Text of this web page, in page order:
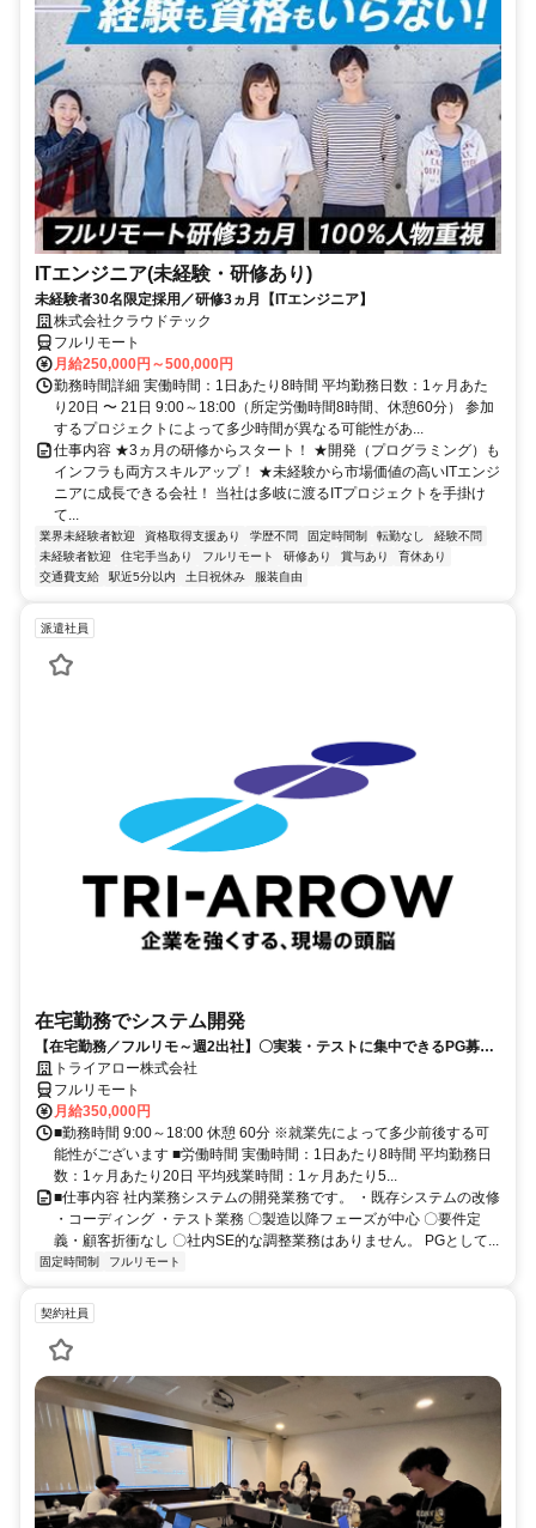
ITエンジニア(未経験・研修あり)
未経験者30名限定採用／研修3ヵ月【ITエンジニア】
株式会社クラウドテック
フルリモート
月給250,000円～500,000円
勤務時間詳細 実働時間：1日あたり8時間 平均勤務日数：1ヶ月あた
り20日 〜 21日 9:00～18:00（所定労働時間8時間、休憩60分） 参加
するプロジェクトによって多少時間が異なる可能性があ...
仕事内容 ★3ヵ月の研修からスタート！ ★開発（プログラミング）も
インフラも両方スキルアップ！ ★未経験から市場価値の高いITエンジ
ニアに成長できる会社！ 当社は多岐に渡るITプロジェクトを手掛け
て...
業界未経験者歓迎 資格取得支援あり 学歴不問 固定時間制 転勤なし
経験不問
未経験者歓迎
住宅手当あり フルリモート 研修あり 賞与あり
育休あり
交通費支給
駅近5分以内 土日祝休み 服装自由
派遣社員
在宅勤務でシステム開発
【在宅勤務／フルリモ～週2出社】〇実装・テストに集中できるPG募集
〇業務用端末貸与あり
トライアロー株式会社
フルリモート
月給350,000円
■勤務時間 9:00～18:00 休憩 60分 ※就業先によって多少前後する可
能性がございます ■労働時間 実働時間：1日あたり8時間 平均勤務日
数：1ヶ月あたり20日 平均残業時間：1ヶ月あたり5...
■仕事内容 社内業務システムの開発業務です。 ・既存システムの改修
・コーディング ・テスト業務 〇製造以降フェーズが中心 〇要件定
義・顧客折衝なし 〇社内SE的な調整業務はありません。 PGとして...
固定時間制 フルリモート
契約社員